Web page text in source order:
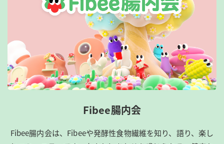
Fibee腸内会
Fibee腸内会は、​Fibeeや発酵性食物繊維を知り、語り、楽し